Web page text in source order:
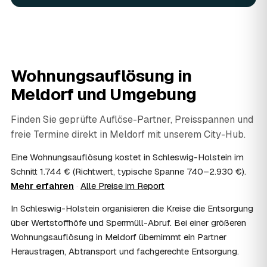
absetzbar?
In vielen Fällen ja: Als haushaltsnahe Dienstleistung
lassen sich Arbeits- und Fahrtkosten anteilig von der
Steuer absetzen, bei einer Auflösung im Erbfall unter
Umständen als Nachlassverbindlichkeit. Sie erhalten eine
ordentliche Rechnung mit ausgewiesenem Lohnanteil; die
genaue Anrechnung klären Sie mit Ihrem Steuerberater.
09 Muss ich bei der Wohnungsauflösung anwesend
sein?
Schlüsselübergabe ohne Sie ab — praktisch, wenn Sie
weiter entfernt wohnen. Sie können aber jederzeit dabei
sein, etwa um Wertsachen oder persönliche Unterlagen
10 Bekomme ich einen Entsorgungsnachweis?
Wohnungsauflösung in
Meldorf und Umgebung
Finden Sie geprüfte Auflöse-Partner, Preisspannen und
freie Termine direkt in Meldorf mit unserem City-Hub.
Eine Wohnungsauflösung kostet in Schleswig-Holstein im
Schnitt 1.744 € (Richtwert, typische Spanne 740–2.930 €).
Mehr erfahren · Alle Preise im Report
In Schleswig-Holstein organisieren die Kreise die Entsorgung
über Wertstoffhöfe und Sperrmüll-Abruf. Bei einer größeren
Wohnungsauflösung in Meldorf übernimmt ein Partner
Heraustragen, Abtransport und fachgerechte Entsorgung.